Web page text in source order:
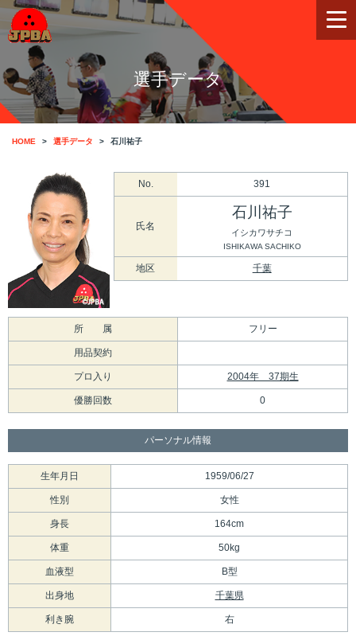
選手データ
HOME 選手データ 石川祐子
No. 391
氏名
石川祐子
イシカワサチコ
ISHIKAWA SACHIKO
地区 千葉
所 属 フリー
用品契約
プロ入り 2004年 37期生
優勝回数 0
パーソナル情報
生年月日 1959/06/27
性別 女性
身長 164cm
体重 50kg
血液型 B型
出身地 千葉県
利き腕 右